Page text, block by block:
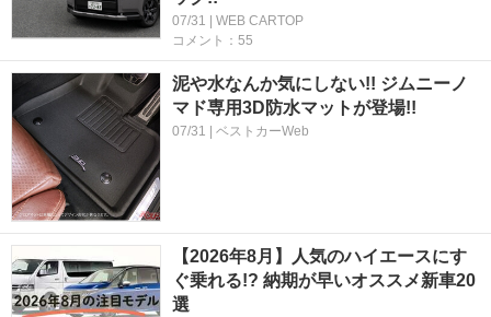
07/31 | WEB CARTOP
コメント：55
泥や水なんか気にしない!! ジムニーノ
マド専用3D防水マットが登場!!
07/31 | ベストカーWeb
【2026年8月】人気のハイエースにす
ぐ乗れる!? 納期が早いオススメ新車20
選